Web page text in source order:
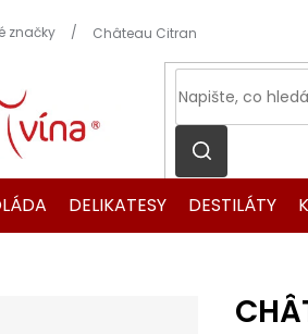
DELIKATESY DESTILÁTY
značky Château Citran